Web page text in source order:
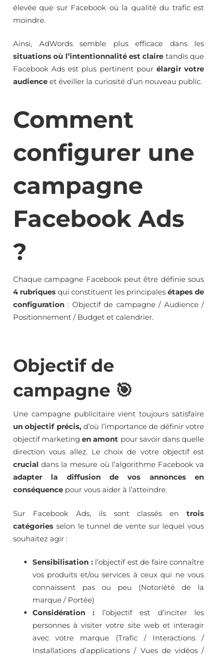
élevée que sur Facebook où la qualité du trafic est
moindre.
Ainsi, AdWords semble plus efficace dans les
situations où l’intentionnalité est claire tandis que
Facebook Ads est plus pertinent pour élargir votre
audience et éveiller la curiosité d’un nouveau public.
Comment
configurer une
campagne
Facebook Ads
?
Chaque campagne Facebook peut être définie sous
4 rubriques qui constituent les principales étapes de
configuration : Objectif de campagne / Audience /
Positionnement / Budget et calendrier.
Objectif de
campagne 🎯
Une campagne publicitaire vient toujours satisfaire
un objectif précis,d’où l’importance de définir votre
objectif marketingen amont pour savoir dans quelle
direction vous allez. Le choix de votre objectif est
crucial dans la mesure où l’algorithme Facebook va
adapter la diffusion de vos annonces en
conséquence pour vous aider à l’atteindre.
Sur Facebook Ads, ils sont classés en trois
catégories selon le tunnel de vente sur lequel vous
souhaitez agir :
Sensibilisation :l’objectif est de faire connaître
vos produits et/ou services à ceux qui ne vous
connaissent pas ou peu (Notoriété de la
marque / Portée)
Considération : l’objectif est d’inciter les
personnes à visiter votre site web et interagir
avec votre marque (Trafic / Interactions /
Installations d’applications / Vues de vidéos /